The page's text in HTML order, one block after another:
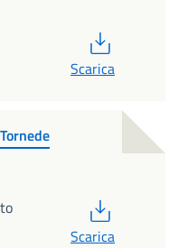
Scarica
Scarica